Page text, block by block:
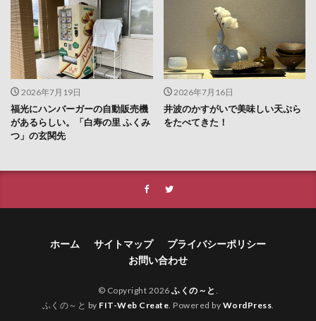
2026年7月19日
福光にハンバーガーの自動販売機
があるらしい。「白寿の里 ふくみ
つ」の玄関先
2026年7月16日
井波のかすがいで美味しい天ぷら
をたべてきた！
ホーム サイトマップ
プライバシーポリシー
お問い合わせ
© Copyright 2026ふくの～と
ふくの～と by FIT-Web Create . Powered by WordPress